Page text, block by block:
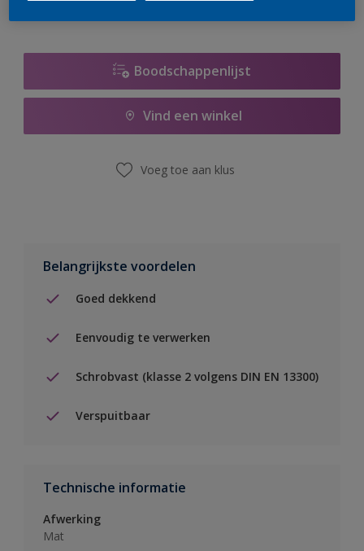
Boodschappenlijst
Vind een winkel
Voeg toe aan klus
Belangrijkste voordelen
Goed dekkend
Eenvoudig te verwerken
Schrobvast (klasse 2 volgens DIN EN 13300)
Verspuitbaar
Technische informatie
Afwerking
Mat